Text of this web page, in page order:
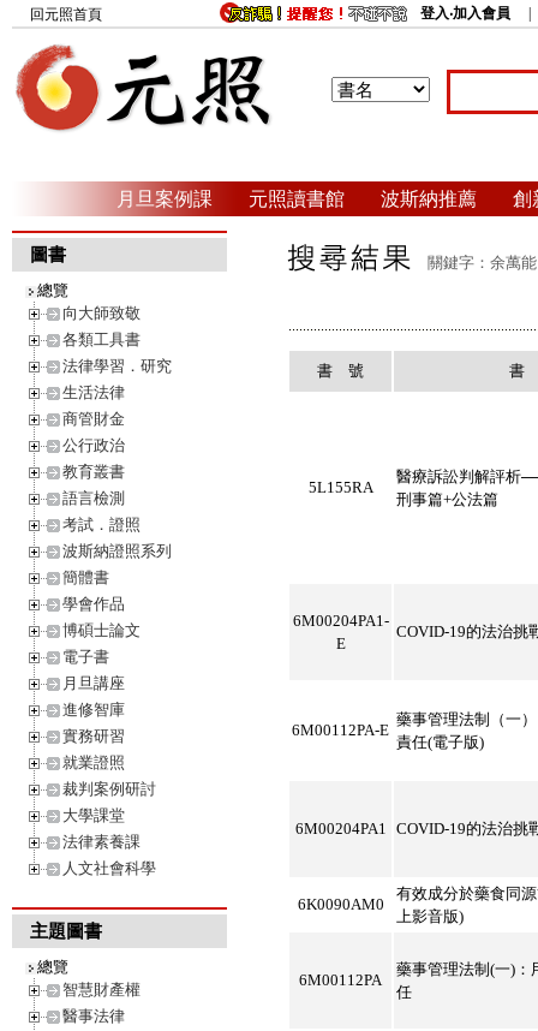
回元照首頁 登入‧加入會員
月旦案例課 元照讀書館 波斯納推薦 創
圖書
總覽
向大師致敬
各類工具書
法律學習．研究
生活法律
商管財金
公行政治
教育叢書
語言檢測
考試．證照
波斯納證照系列
簡體書
學會作品
博碩士論文
電子書
月旦講座
進修智庫
實務研習
就業證照
裁判案例研討
大學課堂
法律素養課
人文社會科學
主題圖書
總覽
智慧財產權
醫事法律
關鍵字：余萬
書 號 書
5L155RA
醫療訴訟判解評析
刑事篇+公法篇
6M00204PA1-
E
COVID-19的法治挑
6M00112PA-E
藥事管理法制（一
責任(電子版)
6M00204PA1 COVID-19的法治挑
6K0090AM0
有效成分於藥食同
上影音版)
6M00112PA
藥事管理法制(一)：
任